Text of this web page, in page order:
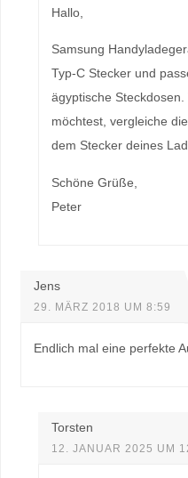
Hallo,
Samsung
Typ-C Stecker und
ägyptische
möchtest, vergleiche
dem Stecker deines
Schöne Grüße,
Peter
Jens
29. MÄRZ 2018 UM 8:59
Endlich mal eine perfekte
Torsten
12. JANUAR 2025 UM